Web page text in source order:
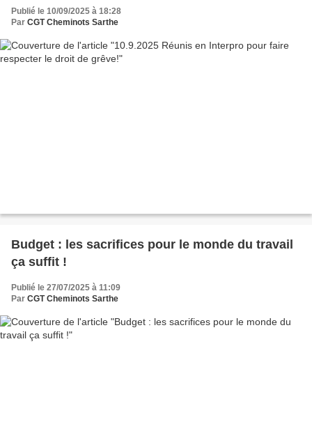
Publié le 10/09/2025 à 18:28
Par CGT Cheminots Sarthe
Budget : les sacrifices pour le monde du travail
ça suffit !
Publié le 27/07/2025 à 11:09
Par CGT Cheminots Sarthe